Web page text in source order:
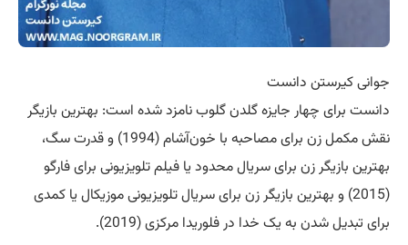
جوانی کیرستن دانست
دانست برای چهار جایزه گلدن گلوب نامزد شده است: بهترین بازیگر
نقش مکمل زن برای مصاحبه با خون‌آشام (1994) و قدرت سگ،
بهترین بازیگر زن برای سریال محدود یا فیلم تلویزیونی برای فارگو
(2015) و بهترین بازیگر زن برای سریال تلویزیونی موزیکال یا کمدی
برای تبدیل شدن به یک خدا در فلوریدا مرکزی (2019).